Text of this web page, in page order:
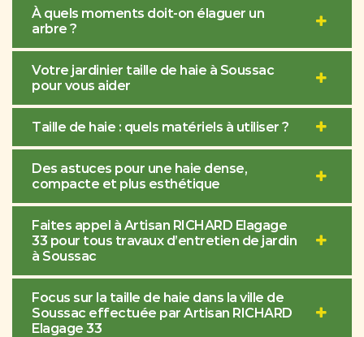
À quels moments doit-on élaguer un
arbre ?
Votre jardinier taille de haie à Soussac
pour vous aider
Taille de haie : quels matériels à utiliser ?
Des astuces pour une haie dense,
compacte et plus esthétique
Faites appel à Artisan RICHARD Elagage
33 pour tous travaux d’entretien de jardin
à Soussac
Focus sur la taille de haie dans la ville de
Soussac effectuée par Artisan RICHARD
Elagage 33